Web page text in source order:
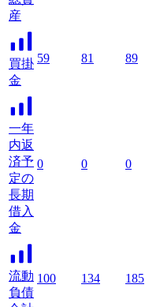
産
買掛
金
59 81 89
一年
内返
済予
定の
長期
借入
金
0 0 0
流動
負債
100 134 185